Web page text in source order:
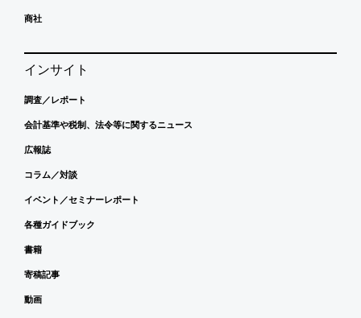
商社
インサイト
調査／レポート
会計基準や税制、法令等に関するニュース
広報誌
コラム／対談
イベント／セミナーレポート
各種ガイドブック
書籍
寄稿記事
動画